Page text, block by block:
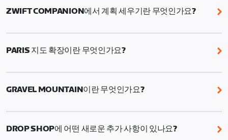
ZWIFT COMPANION에서 계획 세우기란 무엇인가요?
Zwift Companion의 계획 세우기 기능을 사용하면 자전
RoboPacer 라이딩, 챌린지 과제(예: 이번 주 루트)를 특
PARIS 지도 확장이란 무엇인가요?
Paris 지도 확장에는 몽마르트르의 상징적인 사크레쾨
자갈길 업힐이 추가됩니다.
GRAVEL MOUNTAIN이란 무엇인가요?
Gravel Mountain은 이벤트 전용 그래블 맵입니다. 이곳
임없이 바뀌며, 매 랩마다 색다른 경험을 할 수 있습니다.
DROP SHOP에 어떤 새로운 추가 사항이 있나요?